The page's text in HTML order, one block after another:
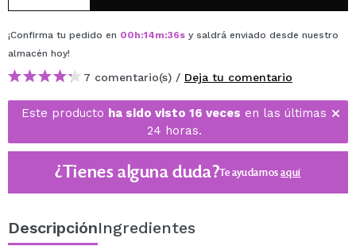
¡Confirma tu pedido en 00h:14m:36s y saldrá enviado desde nuestro
almacén hoy!
7 comentario(s) / Deja tu comentario
Este producto ha sido visto 16 veces en las últimas
24 horas.
¿Tienes alguna duda?Te ayudamosaquí
DescripciónIngredientes